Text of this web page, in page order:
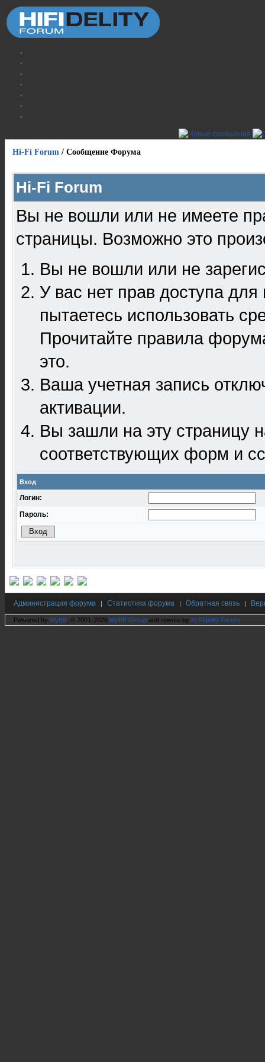
Hi-Fi Forum / Сообщение Форума
Hi-Fi Forum
Вы не вошли или не имеете
страницы. Возможно это
Вы не вошли или не
У вас нет прав доступа
пытаетесь использовать
Прочитайте правила
это.
Ваша учетная запись
активации.
Вы зашли на эту
соответствующих форм и
Вход
Логин:
Пароль:
Администрация форума | Статистика форума | Обратная связь |
Powered by MyBB , © 2001-2026 MyBB Group and rewrite by Hi Fidelity Forum